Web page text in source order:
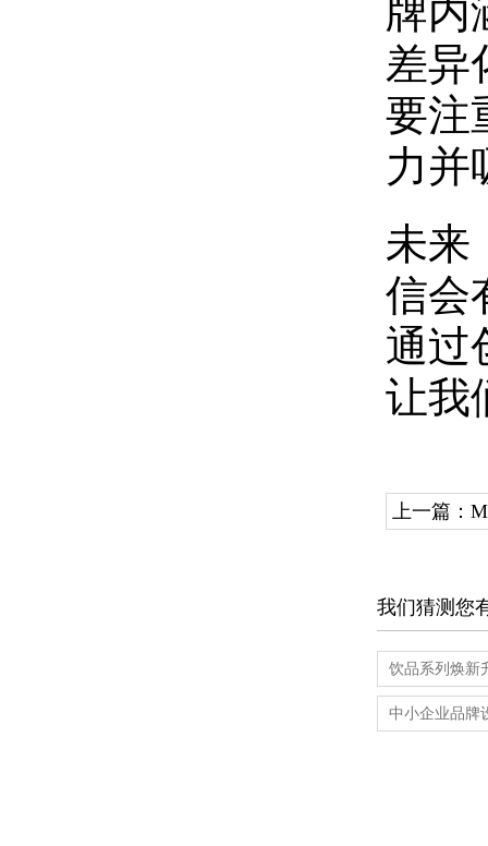
牌内
差异
要注
力并
未来
信会
通过
让我
上一篇：
我们猜测您
饮品系列焕新
中小企业品牌